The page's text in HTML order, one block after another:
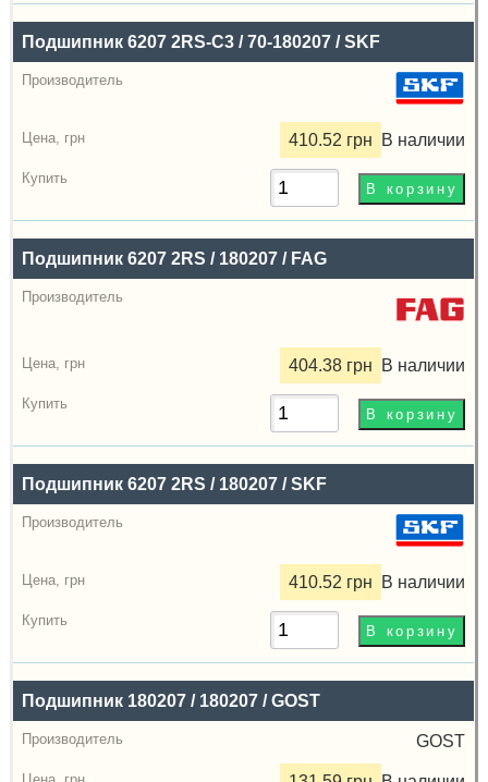
грн
Купить
Подшипник 6207 2RS-C3 / 70-180207 / SKF
410.52 грн В наличии
Подшипник 6207 2RS / 180207 / FAG
404.38 грн В наличии
Подшипник 6207 2RS / 180207 / SKF
410.52 грн В наличии
Подшипник 180207 / 180207 / GOST
GOST